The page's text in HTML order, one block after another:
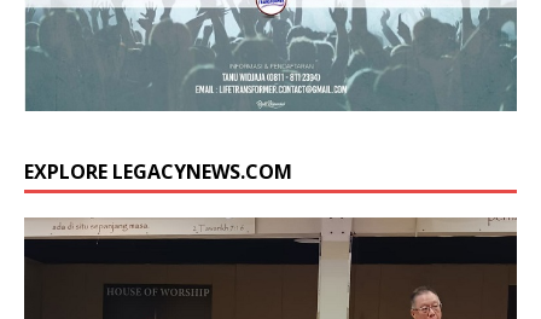
EXPLORE LEGACYNEWS.COM